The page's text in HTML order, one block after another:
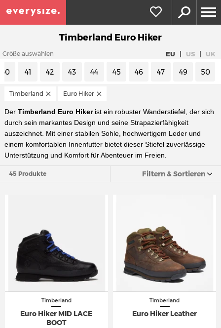
Timberland Euro Hiker
Größe auswählen EU | US | UK
40 41 42 43 44 45 46 47 49 50
Timberland Euro Hiker
Der Timberland Euro Hikerist ein robuster Wanderstiefel, der sich
durch sein markantes Design und seine Strapazierfähigkeit
auszeichnet. Mit einer stabilen Sohle, hochwertigem Leder und
einem komfortablen Innenfutter bietet dieser Stiefel zuverlässige
Unterstützung und Komfort für Abenteuer im Freien.
45 Produkte Filtern & Sortieren
Timberland
Euro Hiker MID LACE
BOOT
Timberland
Euro Hiker Leather